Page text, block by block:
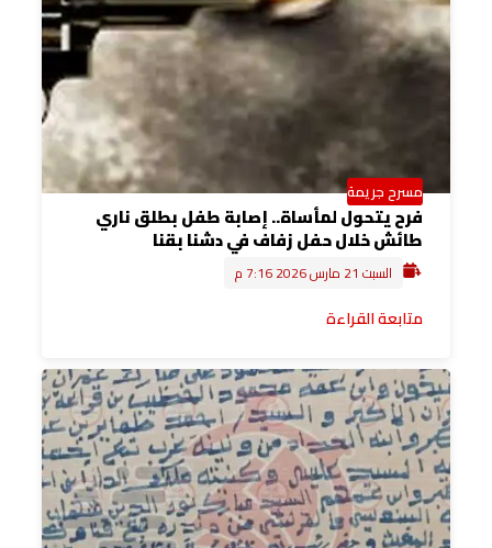
مسرح جريمة
فرح يتحول لمأساة.. إصابة طفل بطلق ناري
طائش خلال حفل زفاف في دشنا بقنا
السبت 21 مارس 2026 7:16 م
متابعة القراءة